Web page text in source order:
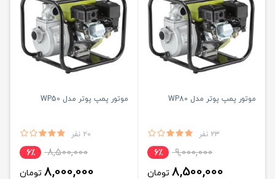
موتور پمپ پوتر مدل WP80
23 نفر
9,000,000 6٪
8,500,000 تومان
موتور پمپ پوتر مدل WP50
20 نفر
8,500,000 6٪
8,000,000 تومان